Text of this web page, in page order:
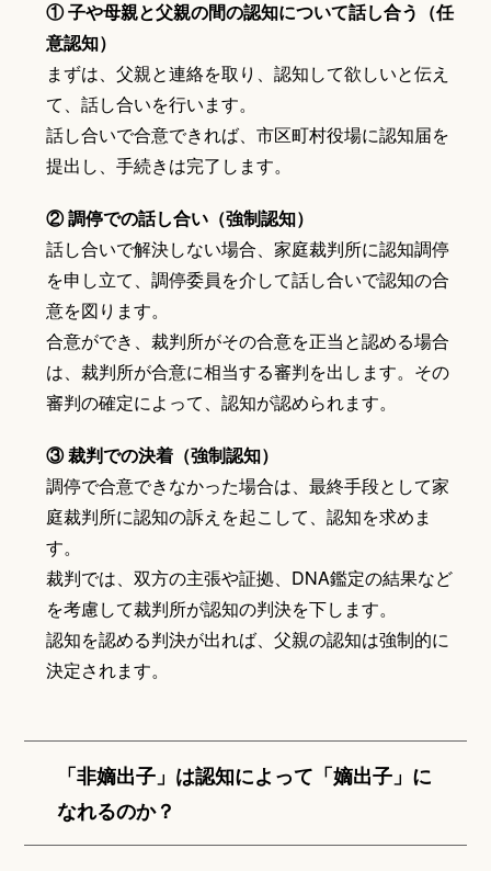
① 子や母親と父親の間の認知について話し合う（任
意認知）
まずは、父親と連絡を取り、認知して欲しいと伝え
て、話し合いを行います。
話し合いで合意できれば、市区町村役場に認知届を
提出し、手続きは完了します。
② 調停での話し合い（強制認知）
話し合いで解決しない場合、家庭裁判所に認知調停
を申し立て、調停委員を介して話し合いで認知の合
意を図ります。
合意ができ、裁判所がその合意を正当と認める場合
は、裁判所が合意に相当する審判を出します。その
審判の確定によって、認知が認められます。
③ 裁判での決着（強制認知）
調停で合意できなかった場合は、最終手段として家
庭裁判所に認知の訴えを起こして、認知を求めま
す。
裁判では、双方の主張や証拠、DNA鑑定の結果など
を考慮して裁判所が認知の判決を下します。
認知を認める判決が出れば、父親の認知は強制的に
決定されます。
「非嫡出子」は認知によって「嫡出子」に
なれるのか？